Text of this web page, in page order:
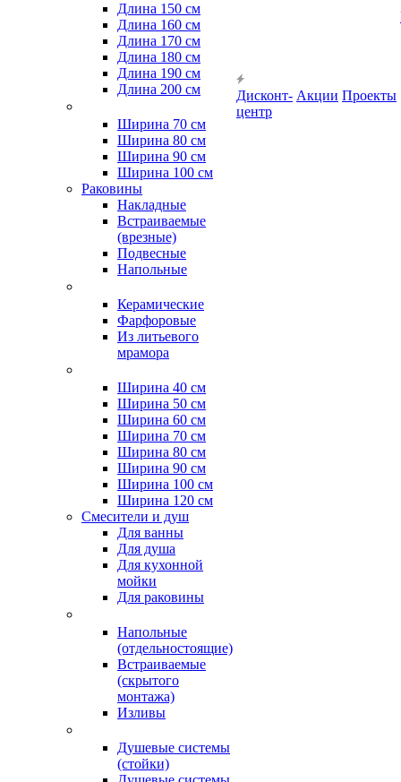
Длина 150 см
Длина 160 см
Длина 170 см
Длина 180 см
Длина 190 см
Длина 200 см
Ширина 70 см
Ширина 80 см
Ширина 90 см
Ширина 100 см
Раковины
Накладные
Встраиваемые
(врезные)
Подвесные
Напольные
Керамические
Фарфоровые
Из литьевого
мрамора
Ширина 40 см
Ширина 50 см
Ширина 60 см
Ширина 70 см
Ширина 80 см
Ширина 90 см
Ширина 100 см
Ширина 120 см
Смесители и душ
Для ванны
Для душа
Для кухонной
мойки
Для раковины
Напольные
(отдельностоящие)
Встраиваемые
(скрытого
монтажа)
Изливы
Душевые системы
(стойки)
Дисконт-
центр
Акции Проекты